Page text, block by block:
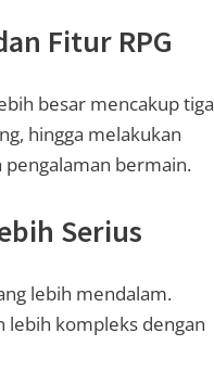
Fitur RPG
besar mencakup tiga
hingga melakukan
bermain.
Serius
lebih mendalam.
kompleks dengan